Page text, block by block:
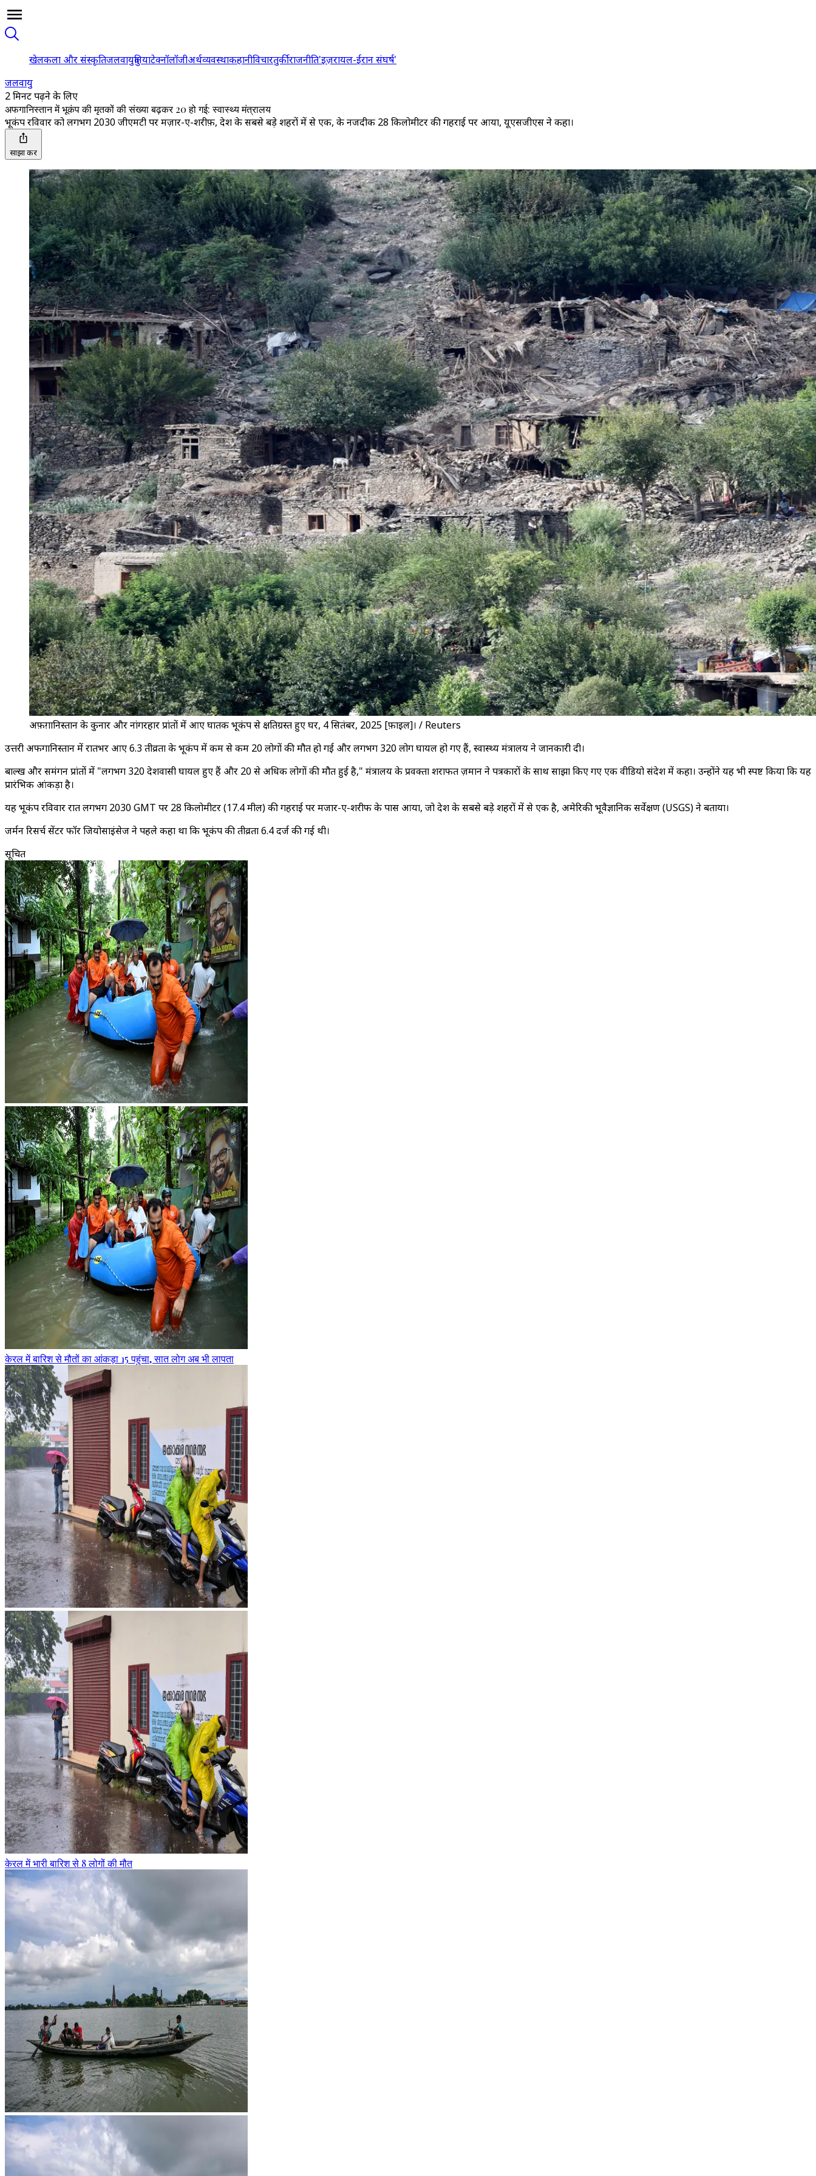
खेलकला और संस्कृतिजलवायुदुनियाटेक्नॉलॉजीअर्थव्यवस्थाकहानीविचारतुर्कीराजनीति'इज़रायल-ईरान संघर्ष'
जलवायु
2 मिनट पढ़ने के लिए
अफगानिस्तान में भूकंप की मृतकों की संख्या बढ़कर 20 हो गई: स्वास्थ्य मंत्रालय
भूकंप रविवार को लगभग 2030 जीएमटी पर मज़ार-ए-शरीफ़, देश के सबसे बड़े शहरों में से एक, के नजदीक 28 किलोमीटर की गहराई पर आया, यूएसजीएस ने कहा।
साझा करें
अफ़ग़ानिस्तान के कुनार और नांगरहार प्रांतों में आए घातक भूकंप से क्षतिग्रस्त हुए घर, 4 सितंबर, 2025 [फ़ाइल]। / Reuters
उत्तरी अफगानिस्तान में रातभर आए 6.3 तीव्रता के भूकंप में कम से कम 20 लोगों की मौत हो गई और लगभग 320 लोग घायल हो गए हैं, स्वास्थ्य मंत्रालय ने जानकारी दी।
बाल्ख और समंगन प्रांतों में "लगभग 320 देशवासी घायल हुए हैं और 20 से अधिक लोगों की मौत हुई है," मंत्रालय के प्रवक्ता शराफत ज़मान ने पत्रकारों के साथ साझा किए गए एक वीडियो संदेश में कहा। उन्होंने यह भी स्पष्ट किया कि यह
प्रारंभिक आंकड़ा है।
यह भूकंप रविवार रात लगभग 2030 GMT पर 28 किलोमीटर (17.4 मील) की गहराई पर मजार-ए-शरीफ के पास आया, जो देश के सबसे बड़े शहरों में से एक है, अमेरिकी भूवैज्ञानिक सर्वेक्षण (USGS) ने बताया।
जर्मन रिसर्च सेंटर फॉर जियोसाइंसेज ने पहले कहा था कि भूकंप की तीव्रता 6.4 दर्ज की गई थी।
सूचित
केरल में बारिश से मौतों का आंकड़ा 15 पहुंचा, सात लोग अब भी लापता
केरल में भारी बारिश से 8 लोगों की मौत